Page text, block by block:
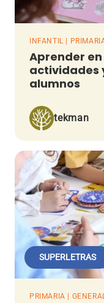
INFANTIL |
Aprender
actividades
alumnos
tekman
SUPERLETRAS
PRIMARIA |